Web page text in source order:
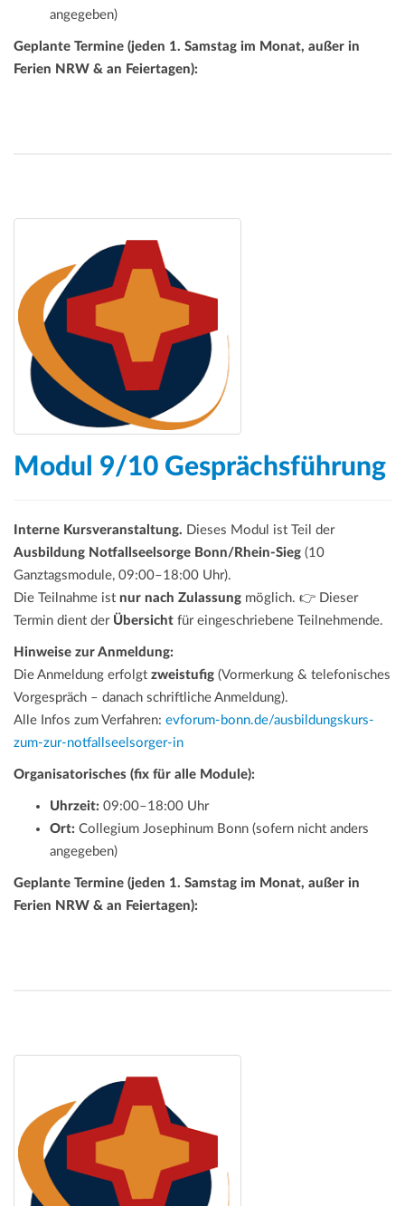
angegeben)
Geplante Termine (jeden 1. Samstag im Monat, außer in
Ferien NRW & an Feiertagen):
Modul 9/10 Gesprächsführung
Interne Kursveranstaltung. Dieses Modul ist Teil der
Ausbildung Notfallseelsorge Bonn/Rhein-Sieg (10
Ganztagsmodule, 09:00–18:00 Uhr).
Die Teilnahme ist nur nach Zulassung möglich. 👉 Dieser
Termin dient der Übersicht für eingeschriebene Teilnehmende.
Hinweise zur Anmeldung:
Die Anmeldung erfolgt zweistufig (Vormerkung & telefonisches
Vorgespräch – danach schriftliche Anmeldung).
Alle Infos zum Verfahren: evforum-bonn.de/ausbildungskurs-
zum-zur-notfallseelsorger-in
Organisatorisches (fix für alle Module):
Uhrzeit: 09:00–18:00 Uhr
Ort: Collegium Josephinum Bonn (sofern nicht anders
angegeben)
Geplante Termine (jeden 1. Samstag im Monat, außer in
Ferien NRW & an Feiertagen):